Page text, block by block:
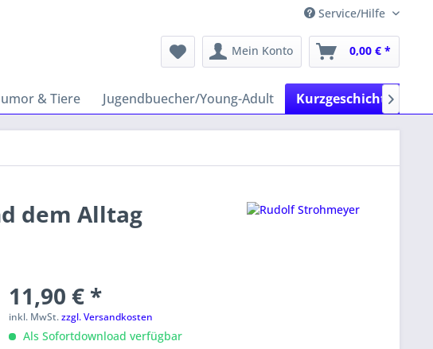
Service/Hilfe
Mein Konto 0,00 € *
& Tiere Jugendbuecher/Young-Adult Kurzgeschichten

dem Alltag
11,90 € *
inkl. MwSt.zzgl. Versandkosten
Als Sofortdownload verfügbar